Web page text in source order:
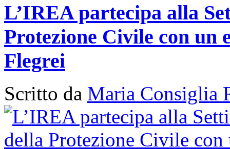
L’IREA partecipa alla
Protezione Civile con un
Flegrei
Scritto da Maria Consiglia